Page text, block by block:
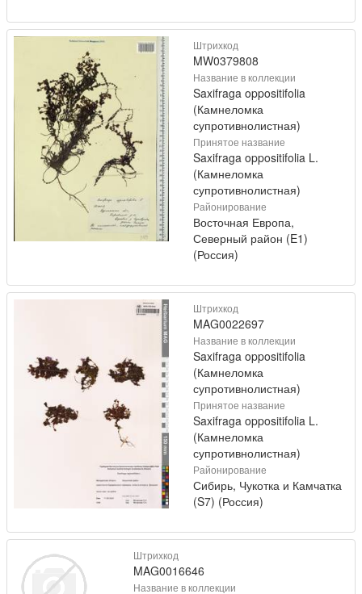
Штрихкод
MW0379808
Название в коллекции
Saxifraga oppositifolia
(Камнеломка
супротивнолистная)
Принятое название
Saxifraga oppositifolia L.
(Камнеломка
супротивнолистная)
Районирование
Восточная Европа,
Северный район (E1)
(Россия)
Штрихкод
MAG0022697
Название в коллекции
Saxifraga oppositifolia
(Камнеломка
супротивнолистная)
Принятое название
Saxifraga oppositifolia L.
(Камнеломка
супротивнолистная)
Районирование
Сибирь, Чукотка и Камчатка
(S7) (Россия)
Штрихкод
MAG0016646
Название в коллекции